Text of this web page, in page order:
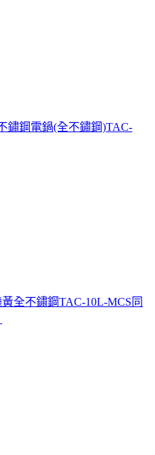
鏽鋼電鍋(全不鏽鋼)TAC-
全不鏽鋼TAC-10L-MCS同